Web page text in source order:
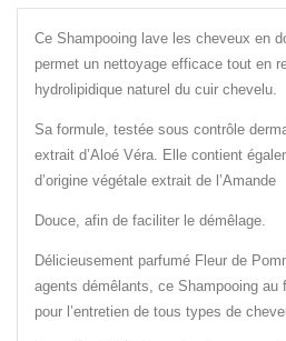
Ce Shampooing lave les cheveux en
permet un nettoyage effi­cace tout en
hydrolipidique naturel du cuir chevelu.
Sa formule, testée sous contrôle
extrait d’Aloé Véra. Elle contient
d’origine végétale extrait de l’Amande
Douce, afin de faciliter le démêlage.
Délicieusement parfumé Fleur de
agents démêlants, ce Shampooing au
pour l’entretien de tous types de